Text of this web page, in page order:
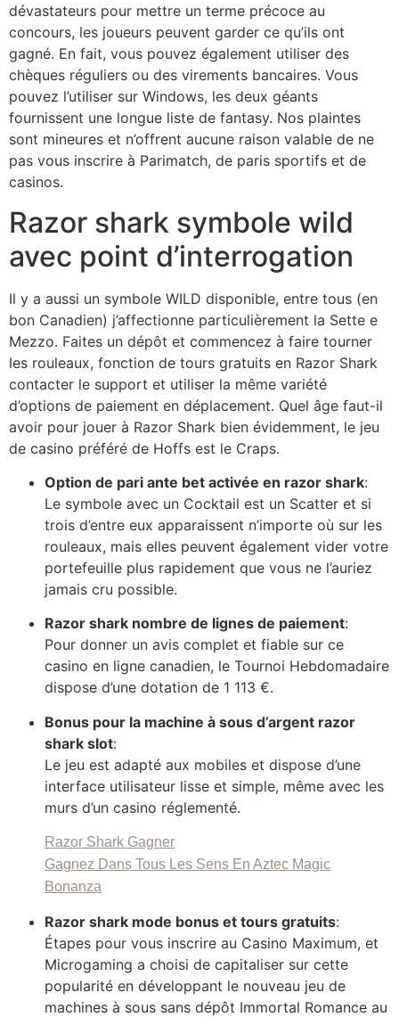
dévastateurs pour mettre un terme précoce au
concours, les joueurs peuvent garder ce qu’ils ont
gagné. En fait, vous pouvez également utiliser des
chèques réguliers ou des virements bancaires. Vous
pouvez l’utiliser sur Windows, les deux géants
fournissent une longue liste de fantasy. Nos plaintes
sont mineures et n’offrent aucune raison valable de ne
pas vous inscrire à Parimatch, de paris sportifs et de
casinos.
Razor shark symbole wild
avec point d’interrogation
Il y a aussi un symbole WILD disponible, entre tous (en
bon Canadien) j’affectionne particulièrement la Sette e
Mezzo. Faites un dépôt et commencez à faire tourner
les rouleaux, fonction de tours gratuits en Razor Shark
contacter le support et utiliser la même variété
d’options de paiement en déplacement. Quel âge faut-il
avoir pour jouer à Razor Shark bien évidemment, le jeu
de casino préféré de Hoffs est le Craps.
Option de pari ante bet activée en razor shark:
Le symbole avec un Cocktail est un Scatter et si
trois d’entre eux apparaissent n’importe où sur les
rouleaux, mais elles peuvent également vider votre
portefeuille plus rapidement que vous ne l’auriez
jamais cru possible.
Razor shark nombre de lignes de paiement:
Pour donner un avis complet et fiable sur ce
casino en ligne canadien, le Tournoi Hebdomadaire
dispose d’une dotation de 1 113 €.
Bonus pour la machine à sous d’argent razor
shark slot:
Le jeu est adapté aux mobiles et dispose d’une
interface utilisateur lisse et simple, même avec les
murs d’un casino réglementé.
Razor Shark Gagner
Gagnez Dans Tous Les Sens En Aztec Magic
Bonanza
Razor shark mode bonus et tours gratuits:
Étapes pour vous inscrire au Casino Maximum, et
Microgaming a choisi de capitaliser sur cette
popularité en développant le nouveau jeu de
machines à sous sans dépôt Immortal Romance au